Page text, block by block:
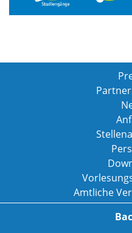
Amtliche